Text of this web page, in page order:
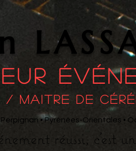
/ maitre de
Perpignan • Pyrénées-Orientales •
réussi, c'est